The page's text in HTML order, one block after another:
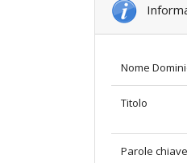
Nome
Titolo
Parole chiave